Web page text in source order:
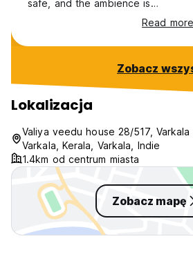
safe, and the ambience is
extremely peaceful. HighlyRead more
Zobacz
Lokalizacja
Valiya veedu house 28/517, Varkala
Varkala, Kerala, Varkala, Indie
1.4km od centrum miasta
Zobacz mapę